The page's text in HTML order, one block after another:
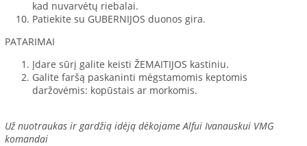
kad nuvarvėtų riebalai.
Patiekite su GUBERNIJOS duonos gira.
PATARIMAI
Įdare sūrį galite keisti ŽEMAITIJOS kastiniu.
Galite faršą paskaninti mėgstamomis keptomis
daržovėmis: kopūstais ar morkomis.
Už nuotraukas ir gardžią idėją dėkojame Alfui Ivanauskui VMG
komandai